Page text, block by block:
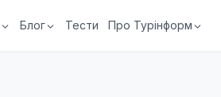
Блог Тести Про Турінформ